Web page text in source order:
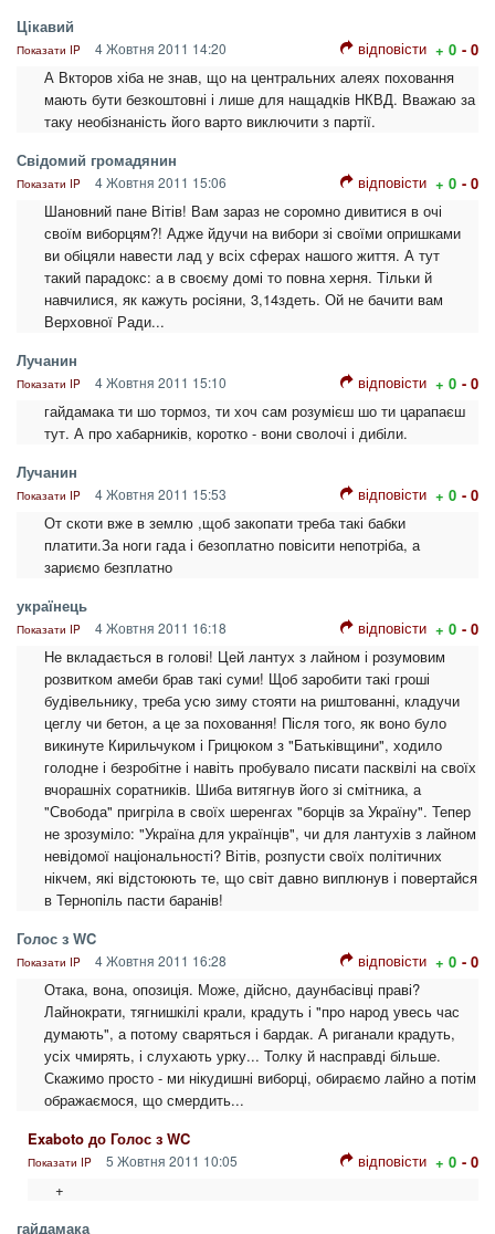
Цікавий
Показати IP 4 Жовтня 2011 14:20 відповісти + 0 - 0
А Вкторов хіба не знав, що на центральних алеях поховання
мають бути безкоштовні і лише для нащадків НКВД. Вважаю за
таку необізнаність його варто виключити з партії.
Свідомий громадянин
Показати IP 4 Жовтня 2011 15:06 відповісти + 0 - 0
Шановний пане Вітів! Вам зараз не соромно дивитися в очі
своїм виборцям?! Адже йдучи на вибори зі своїми опришками
ви обіцяли навести лад у всіх сферах нашого життя. А тут
такий парадокс: а в своєму домі то повна херня. Тільки й
навчилися, як кажуть росіяни, 3,14здеть. Ой не бачити вам
Верховної Ради...
Лучанин
Показати IP 4 Жовтня 2011 15:10 відповісти + 0 - 0
гайдамака ти шо тормоз, ти хоч сам розумієш шо ти царапаєш
тут. А про хабарників, коротко - вони сволочі і дибіли.
Лучанин
Показати IP 4 Жовтня 2011 15:53 відповісти + 0 - 0
От скоти вже в землю ,щоб закопати треба такі бабки
платити.За ноги гада і безоплатно повісити непотріба, а
зариємо безплатно
українець
Показати IP 4 Жовтня 2011 16:18 відповісти + 0 - 0
Не вкладається в голові! Цей лантух з лайном і розумовим
розвитком амеби брав такі суми! Щоб заробити такі гроші
будівельнику, треба усю зиму стояти на риштованні, кладучи
цеглу чи бетон, а це за поховання! Після того, як воно було
викинуте Кирильчуком і Грицюком з "Батьківщини", ходило
голодне і безробітне і навіть пробувало писати пасквілі на своїх
вчорашніх соратників. Шиба витягнув його зі смітника, а
"Свобода" пригріла в своїх шеренгах "борців за Україну". Тепер
не зрозуміло: "Україна для українців", чи для лантухів з лайном
невідомої національності? Вітів, розпусти своїх політичних
нікчем, які відстоюють те, що світ давно виплюнув і повертайся
в Тернопіль пасти баранів!
Голос з WC
Показати IP 4 Жовтня 2011 16:28 відповісти + 0 - 0
Отака, вона, опозиція. Може, дійсно, даунбасівці праві?
Лайнократи, тягнишкілі крали, крадуть і "про народ увесь час
думають", а потому сваряться і бардак. А риганали крадуть,
усіх чмирять, і слухають урку... Толку й насправді більше.
Скажимо просто - ми нікудишні виборці, обираємо лайно а потім
ображаємося, що смердить...
Exaboto до Голос з WC
Показати IP 5 Жовтня 2011 10:05 відповісти + 0 - 0
+
гайдамака